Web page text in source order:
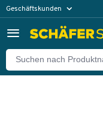
Geschäftskunden
Zurück